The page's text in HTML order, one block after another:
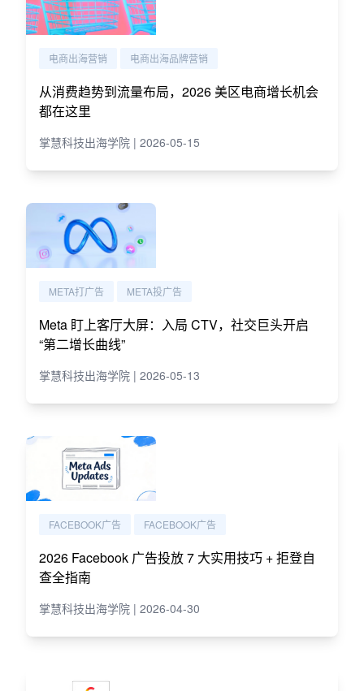
电商出海营销 电商出海品牌营销
从消费趋势到流量布局，2026 美区电商增长机会
都在这里
掌慧科技出海学院 | 2026-05-15
META打广告 META投广告
Meta 盯上客厅大屏：入局 CTV，社交巨头开启
“第二增长曲线”
掌慧科技出海学院 | 2026-05-13
FACEBOOK广告 FACEBOOK广告
2026 Facebook 广告投放 7 大实用技巧 + 拒登自
查全指南
掌慧科技出海学院 | 2026-04-30